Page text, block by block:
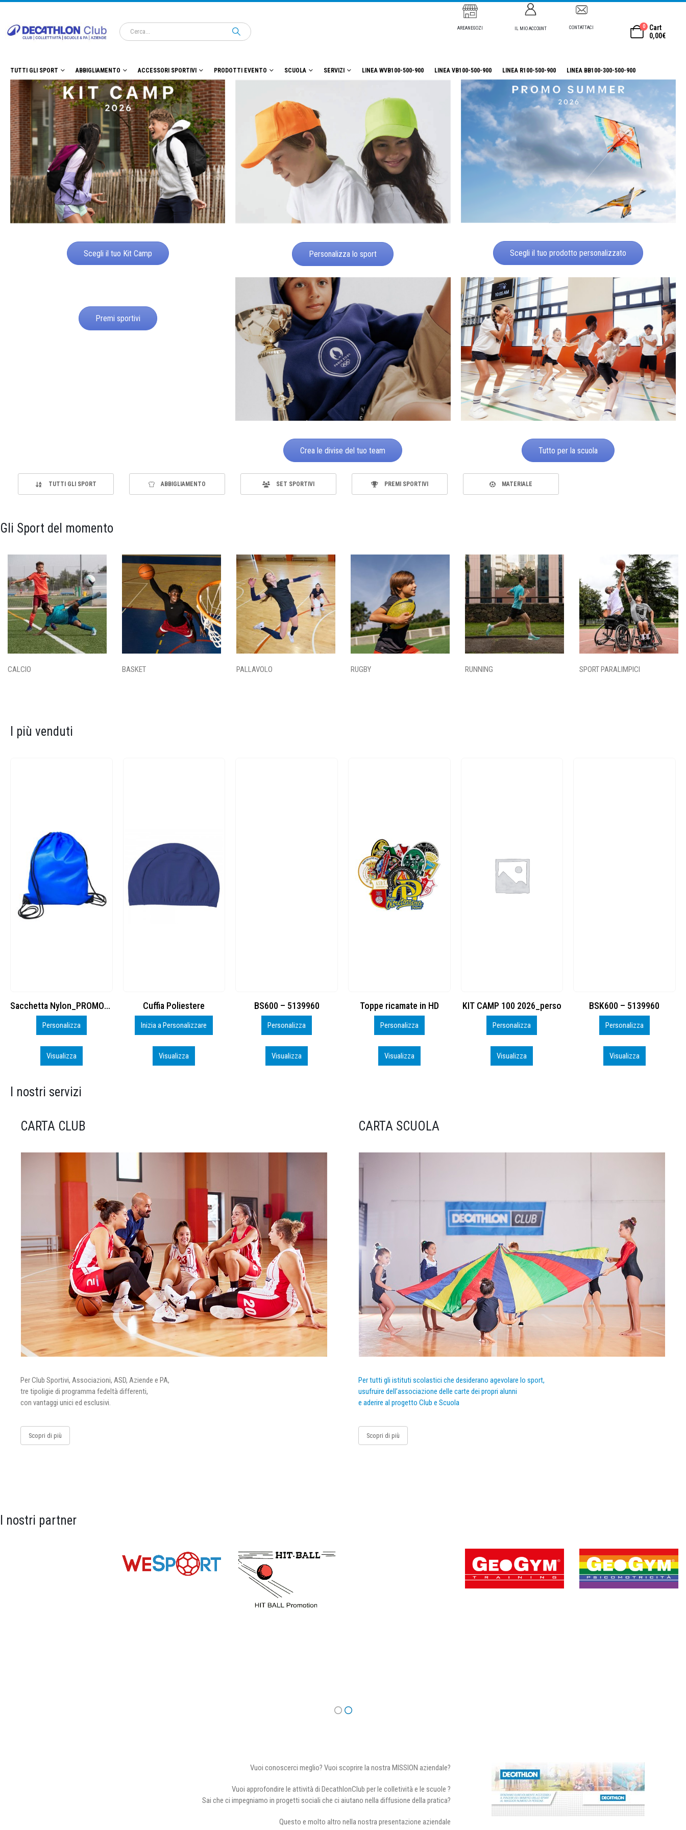
AREANEGOZI IL MIO ACCOUNT CONTATTACI 0
Cart
0,00€
TUTTI GLI SPORT ABBIGLIAMENTO ACCESSORI SPORTIVI PRODOTTI EVENTO SCUOLA SERVIZI LINEA WVB100-500-900 LINEA VB100-500-900 LINEA R100-500-900 LINEA BB100-300-500-900
Scegli il tuo Kit Camp Personalizza lo sport Scegli il tuo prodotto personalizzato
Premi sportivi
Crea le divise del tuo team Tutto per la scuola
TUTTI GLI SPORT ABBIGLIAMENTO SET SPORTIVI PREMI SPORTIVI MATERIALE
Gli Sport del momento
CALCIO BASKET PALLAVOLO RUGBY RUNNING SPORT PARALIMPICI
I più venduti
Cuffia Poliestere
Inizia a Personalizzare
Visualizza
BS600 – 5139960
Personalizza
Visualizza
Toppe ricamate in HD
Personalizza
Visualizza
KIT CAMP 100 2026_perso
Personalizza
Visualizza
BSK600 – 5139960
Personalizza
Visualizza
DTF
Personalizza
Visualizza
I nostri servizi
CARTA CLUB
Per Club Sportivi, Associazioni, ASD, Aziende e PA,
tre tipoligie di programma fedeltà differenti,
con vantaggi unici ed esclusivi.
Scopri di più
CARTA SCUOLA
Per tutti gli istituti scolastici che desiderano agevolare lo sport,
usufruire dell’associazione delle carte dei propri alunni
e aderire al progetto Club e Scuola
Scopri di più
I nostri partner
Vuoi conoscerci meglio? Vuoi scoprire la nostra MISSION aziendale?
Vuoi approfondire le attività di DecathlonClub per le colletività e le scuole ?
Sai che ci impegniamo in progetti sociali che ci aiutano nella diffusione della pratica?
Questo e molto altro nella nostra presentazione aziendale